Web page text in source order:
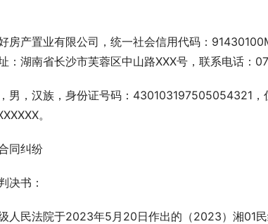
房产置业有限公司，统一社会信用代码：
：湖南省长沙市芙蓉区中山路XXX号，联系电话：
男，汉族，身份证号码：430103197505054321
。
同纠纷
决书：
人民法院于2023年5月20日作出的（2023）湘01民